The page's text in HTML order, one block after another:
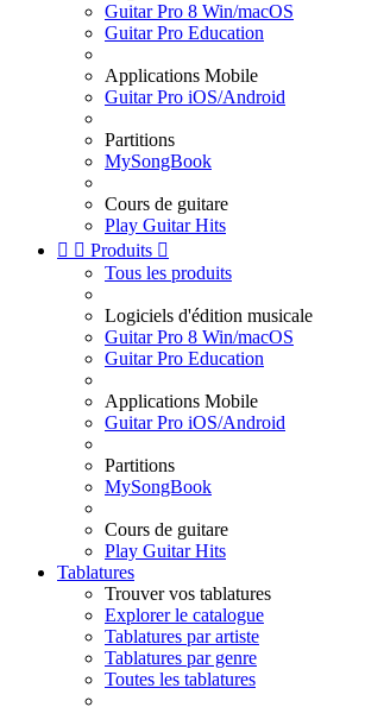
Guitar Pro 8 Win/macOS
Guitar Pro Education
Applications Mobile
Guitar Pro iOS/Android
Partitions
MySongBook
Cours de guitare
Play Guitar Hits
  Produits 
Tous les produits
Logiciels d'édition musicale
Guitar Pro 8 Win/macOS
Guitar Pro Education
Applications Mobile
Guitar Pro iOS/Android
Partitions
MySongBook
Cours de guitare
Play Guitar Hits
Tablatures
Trouver vos tablatures
Explorer le catalogue
Tablatures par artiste
Tablatures par genre
Toutes les tablatures